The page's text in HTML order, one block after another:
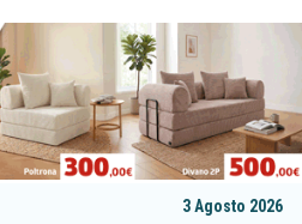
3 Agosto 2026